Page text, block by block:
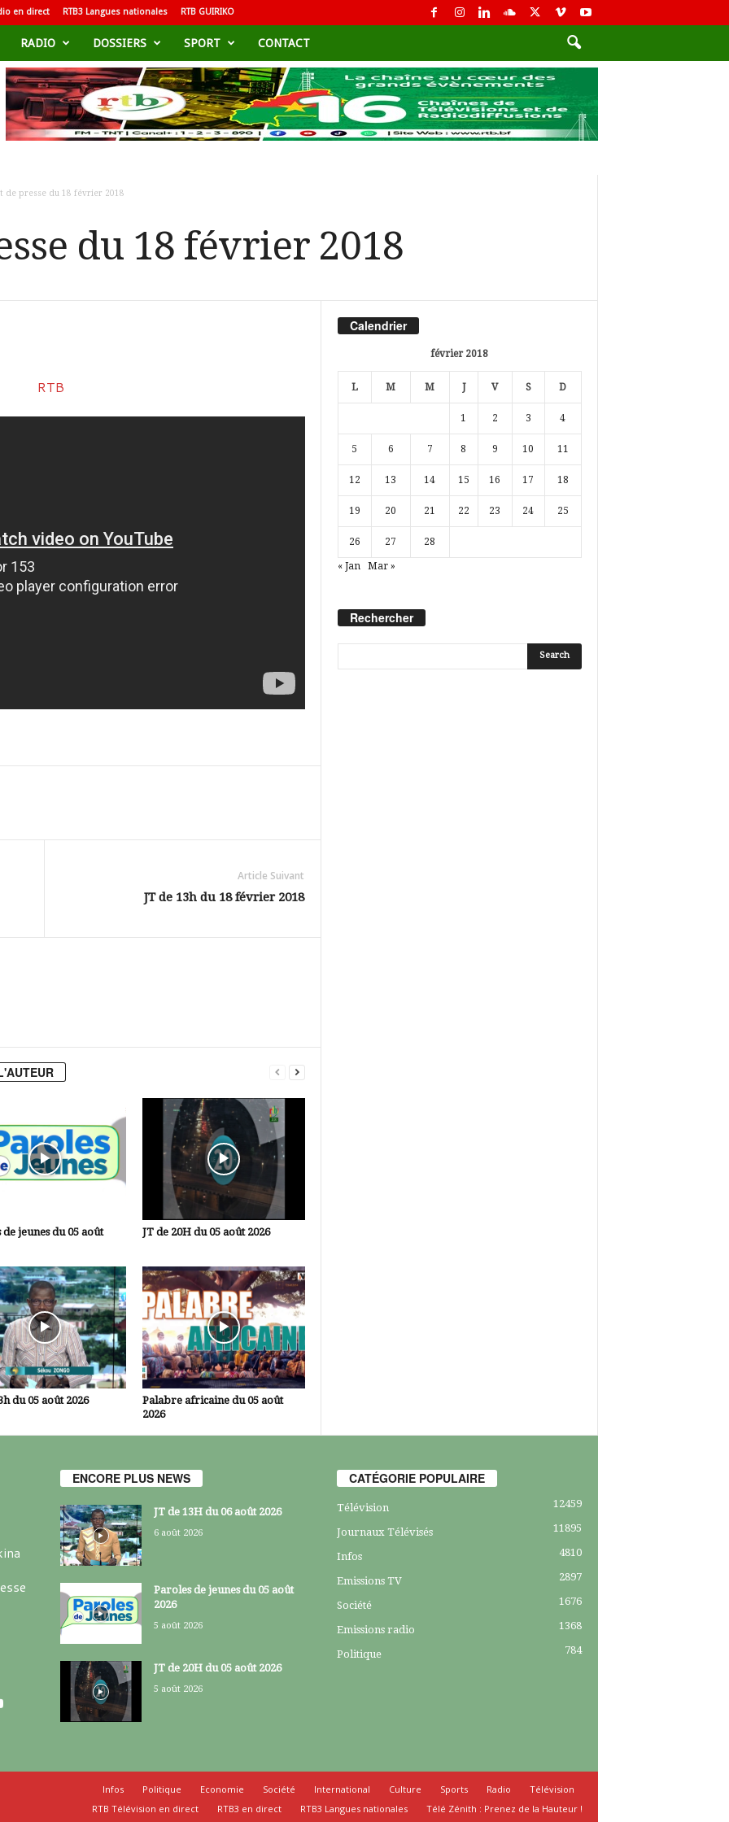
en direct RTB3 Langues nationales RTB GUIRIKO
RADIO DOSSIERS SPORT CONTACT
de presse du 18 février 2018
du 18 février 2018
Article Suivant
JT de 13h du 18 février 2018
de jeunes du 05 août
JT de 20H du 05 août 2026
du 05 août 2026
Palabre africaine du 05 août
2026
Calendrier
février 2018
L M M J V S D
1 2 3 4
5 6 7 8 9 10 11
12 13 14 15 16 17 18
19 20 21 22 23 24 25
26 27 28
« Jan Mar »
Rechercher
ENCORE PLUS NEWS
JT de 13H du 06 août 2026
6 août 2026
Paroles de jeunes du 05 août
2026
5 août 2026
JT de 20H du 05 août 2026
5 août 2026
CATÉGORIE POPULAIRE
Télévision 12459
Journaux Télévisés 11895
Infos 4810
Emissions TV 2897
Société 1676
Emissions radio 1368
Politique 784
Infos Politique Economie Société International Culture Sports Radio
Télévision
RTB Télévision en direct
RTB3 en direct RTB3 Langues nationales Télé Zénith : Prenez de la Hauteur !